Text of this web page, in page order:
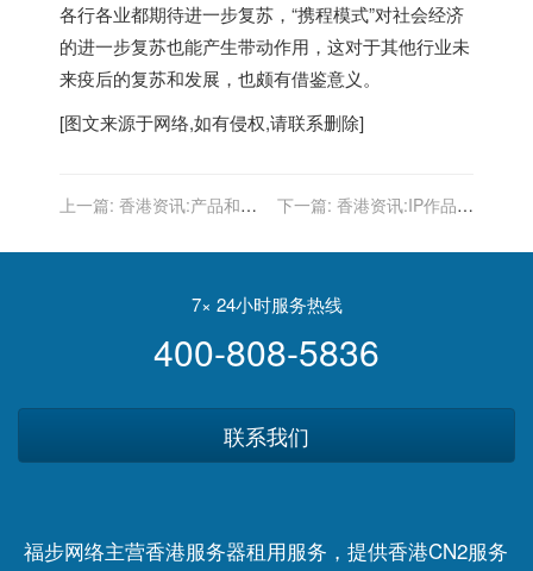
各行各业都期待进一步复苏，“携程模式”对社会经济
的进一步复苏也能产生带动作用，这对于其他行业未
来疫后的复苏和发展，也颇有借鉴意义。
[图文来源于网络,如有侵权,请联系删除]
上一篇: 香港资讯:产品和技
视流行的“关键先生”
下一篇: 香港资讯:IP作品屡
法论了？
7× 24小时服务热线
400-808-5836
联系我们
福步网络主营香港服务器租用服务，提供香港CN2服务